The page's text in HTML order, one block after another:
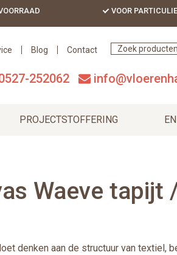
VOOR
Blog Contact
252062
PROJECTSTOFFERING
Waeve tapijt
denken aan de structuur van textiel,